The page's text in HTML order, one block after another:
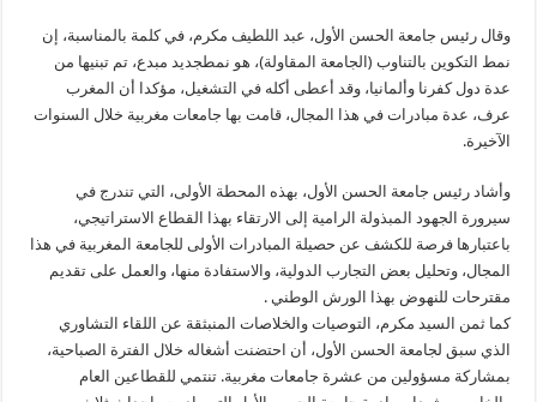
وقال رئيس جامعة الحسن الأول، عبد اللطيف مكرم، في كلمة بالمناسبة، إن
نمط التكوين بالتناوب (الجامعة المقاولة)، هو نمطجديد مبدع، تم تبنيها من
عدة دول كفرنا وألمانيا، وقد أعطى أكله في التشغيل، مؤكدا أن المغرب
عرف، عدة مبادرات في هذا المجال، قامت بها جامعات مغربية خلال السنوات
الآخيرة.
وأشاد رئيس جامعة الحسن الأول، بهذه المحطة الأولى، التي تندرج في
سيرورة الجهود المبذولة الرامية إلى الارتقاء بهذا القطاع الاستراتيجي،
باعتبارها فرصة للكشف عن حصيلة المبادرات الأولى للجامعة المغربية في هذا
المجال، وتحليل بعض التجارب الدولية، والاستفادة منها، والعمل على تقديم
مقترحات للنهوض بهذا الورش الوطني .
كما ثمن السيد مكرم، التوصيات والخلاصات المنبثقة عن اللقاء التشاوري
الذي سبق لجامعة الحسن الأول، أن احتضنت أشغاله خلال الفترة الصباحية،
بمشاركة مسؤولين من عشرة جامعات مغربية. تنتمي للقطاعين العام